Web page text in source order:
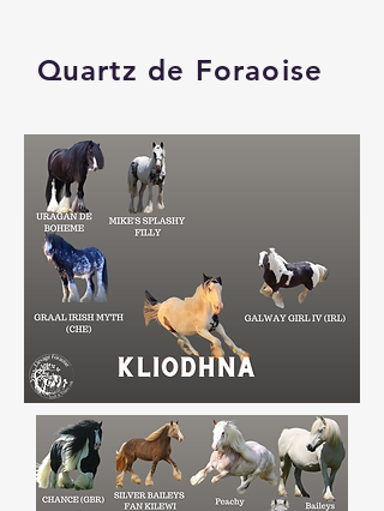
Quartz de Foraoise